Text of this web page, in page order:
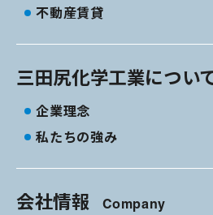
不動産賃貸
三田尻化学工業につい
企業理念
私たちの強み
会社情報 Company